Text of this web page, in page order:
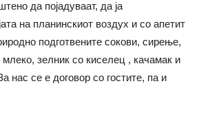
да појадуваат, да ја
на планинскиот воздух и со апетит
подготвените сокови, сирење,
млеко, зелник со киселец , качамак и
нас се е договор со гостите, па и